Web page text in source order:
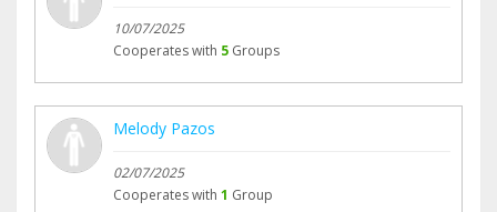
10/07/2025
Cooperates with 5 Groups
Melody Pazos
02/07/2025
Cooperates with 1 Group